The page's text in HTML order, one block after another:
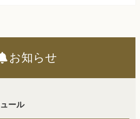
お知らせ
ール